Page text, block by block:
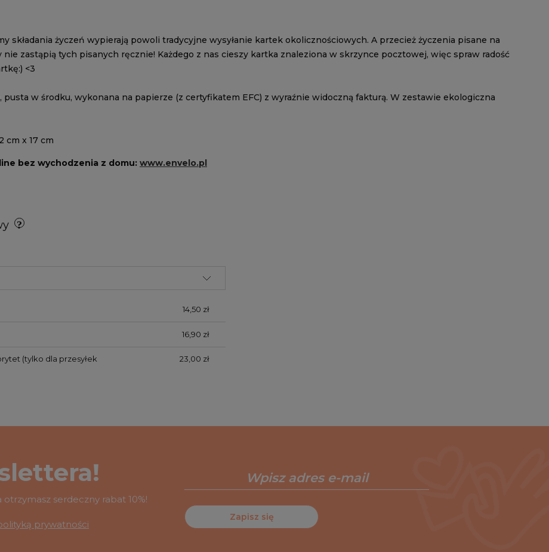
składania życzeń wypierają powoli tradycyjne wysyłanie kartek okolicznościowych. A przecież życzenia pisane na
zastąpią tych pisanych ręcznie! Każdego z nas cieszy kartka znaleziona w skrzynce pocztowej, więc spraw radość
<3
pusta w środku, wykonana na papierze (z certyfikatem EFC) z wyraźnie widoczną fakturą. W zestawie ekologiczna
cm x 17 cm
bez wychodzenia z domu: www.envelo.pl
14,50 zł
16,90 zł
(tylko dla przesyłek
23,00 zł
serdeczny rabat 10%!
prywatności
Zapisz się